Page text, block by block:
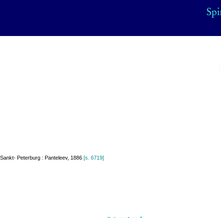
Peterburg : Panteleev, 1886[s. 6719]